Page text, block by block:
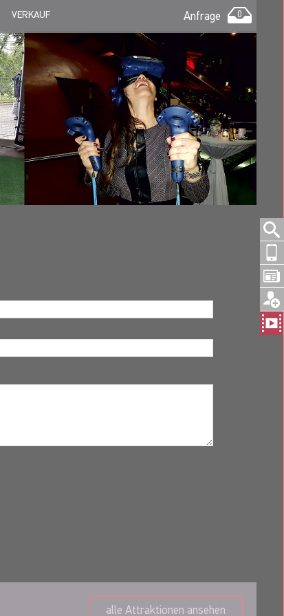
VERKAUF Anfrage 0
alle Attraktionen ansehen